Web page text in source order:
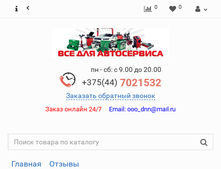
0 0
пн - сб: с 9.00 до 20.00
+375(44) 7021532
Заказать обратный звонок
Заказ онлайн 24/7 Email: ooo_dnn@mail.ru
Главная Отзывы